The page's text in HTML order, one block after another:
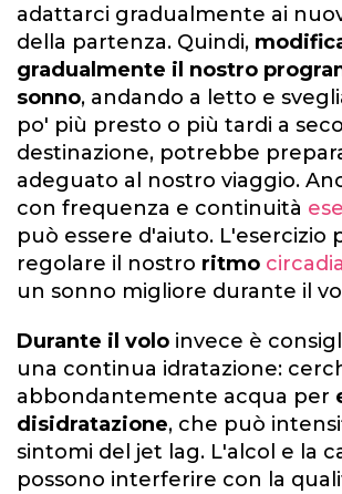
adattarci gradualmente ai
della partenza. Quindi,
gradualmente il nostro
sonno, andando a letto e
po' più presto o più tardi a
destinazione, potrebbe
adeguato al nostro viaggio.
con frequenza e continuità
può essere d'aiuto. L'esercizio
regolare il nostro ritmo
un sonno migliore durante il
Durante il volo invece è
una continua idratazione:
abbondantemente acqua per
disidratazione, che può
sintomi del jet lag. L'alcol e la
possono interferire con la